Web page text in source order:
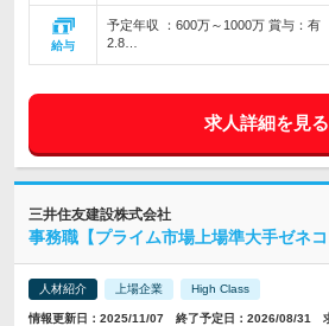
給与
予定年収 ：600万～1000万 賞与：
2.8…
求人詳細を見る
三井住友建設株式会社
事務職【プライム市場上場準大手ゼネコ
人材紹介 上場企業 High Class
情報更新日：2025/11/07 終了予定日：2026/08/31